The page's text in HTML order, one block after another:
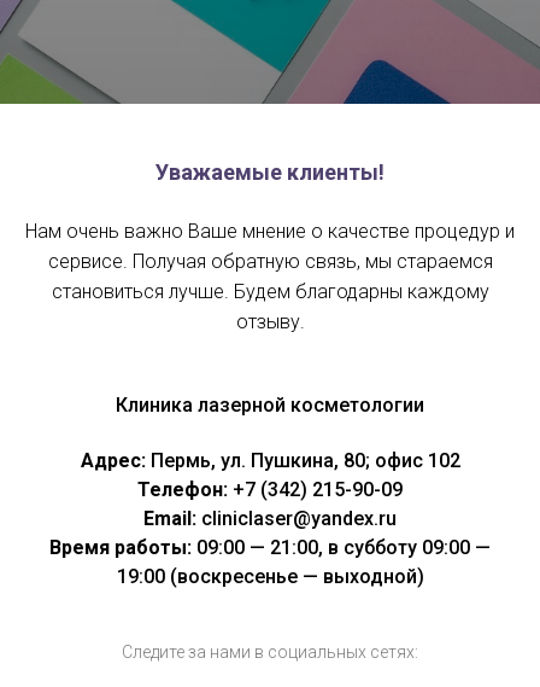
Уважаемые клиенты!
Нам очень важно Ваше мнение о качестве процедур и
сервисе. Получая обратную связь, мы стараемся
становиться лучше. Будем благодарны каждому
отзыву.
Клиника лазерной косметологии
Адрес:Пермь, ул. Пушкина, 80; офис 102
Телефон: +7 (342) 215-90-09
Email: cliniclaser@yandex.ru
Время работы: 09:00 — 21:00, в субботу 09:00 —
19:00 (воскресенье — выходной)
Следите за нами в социальных сетях: